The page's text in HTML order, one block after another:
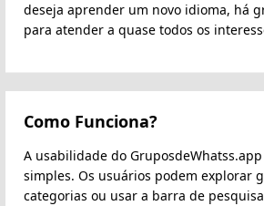
deseja aprender um novo idioma, há
para atender a quase todos os
Como Funciona?
A usabilidade do
simples. Os usuários podem explorar
categorias ou usar a barra de